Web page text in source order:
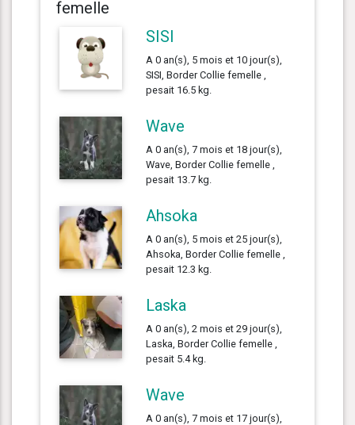
femelle
SISI
A 0 an(s), 5 mois et 10 jour(s),
SISI, Border Collie femelle ,
pesait 16.5 kg.
Wave
A 0 an(s), 7 mois et 18 jour(s),
Wave, Border Collie femelle ,
pesait 13.7 kg.
Ahsoka
A 0 an(s), 5 mois et 25 jour(s),
Ahsoka, Border Collie femelle ,
pesait 12.3 kg.
Laska
A 0 an(s), 2 mois et 29 jour(s),
Laska, Border Collie femelle ,
pesait 5.4 kg.
Wave
A 0 an(s), 7 mois et 17 jour(s),